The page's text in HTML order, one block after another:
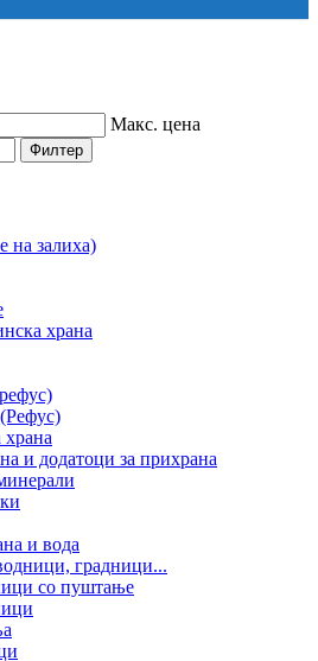
Макс. цена
Филтер
на залиха)
храна
и додатоци за прихрана
и вода
градници...
со пуштање